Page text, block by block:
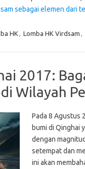
sebagai elemen dari
HK , Lomba HK Virdsam ,
2017:
Wilayah
Pada 8 Agustus
bumi di Qinghai
dengan
setempat dan
ini akan